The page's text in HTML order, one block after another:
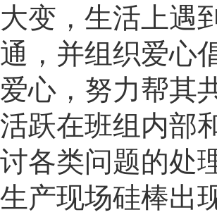
变，生活上遇
，并组织爱心
心，努力帮其
跃在班组内部
各类问题的处
产现场硅棒出